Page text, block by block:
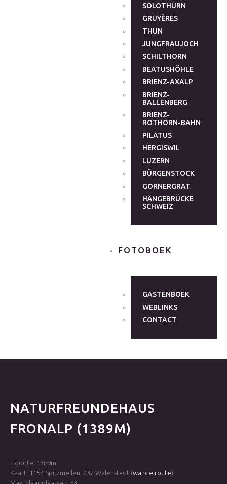
SOLOTHURN
GRUYÈRES
THUN
JUNGFRAUJOCH
SCHILTHORN
BEATUSHÖHLE
BRIENZ-AXALP
BRIENZ-
BALLENBERG
BRIENZ-
ROTHORN-BAHN
PILATUS
HERGISWIL
LUZERN
BÜRGENSTOCK
GORNERGRAT
HÄNGEBRÜCKE
SCHWEIZ
FOTOBOEK
GASTENBOEK
WEBLINKS
CONTACT
NATURFREUNDEHAUS
FRONALP (1389M)
Hoogte: 1389m
Kaart: 1154 Spitzmeilen, 237 Walenstadt (wandelroute)